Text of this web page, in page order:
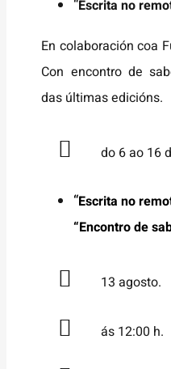
“Escrita no
En colaboración coa
Con encontro de
das últimas edicións.
do 6 ao 16
“Escrita no
“Encontro de
13 agosto.
ás 12:00 h.